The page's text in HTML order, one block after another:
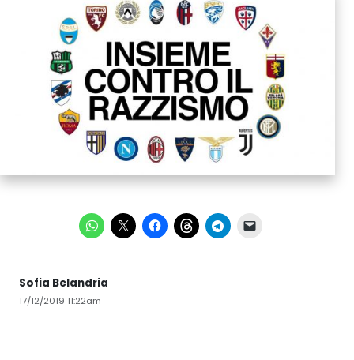
Sofia Belandria
17/12/2019 11:22am